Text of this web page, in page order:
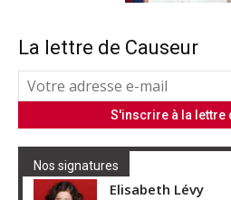
La lettre de Causeur
Nos signatures
Elisabeth Lévy